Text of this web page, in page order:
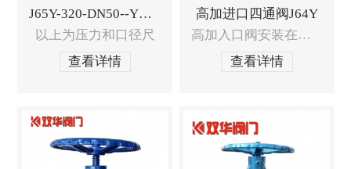
J65Y-320-DN50--Y型截止阀
以上为压力和口径尺
查看详情
高加进口四通阀J64Y
高加入口阀安装在高压加热器入口处，
查看详情